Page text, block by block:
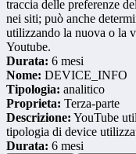
traccia delle preferenze
nei siti; può anche
utilizzando la nuova o la
Youtube.
Durata: 6 mesi
Nome: DEVICE_INFO
Tipologia: analitico
Proprieta: Terza-parte
Descrizione: YouTube
tipologia di device
Durata: 6 mesi